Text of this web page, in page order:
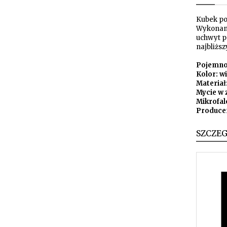
Kubek
uchwyt
Kolor:
Mycie w